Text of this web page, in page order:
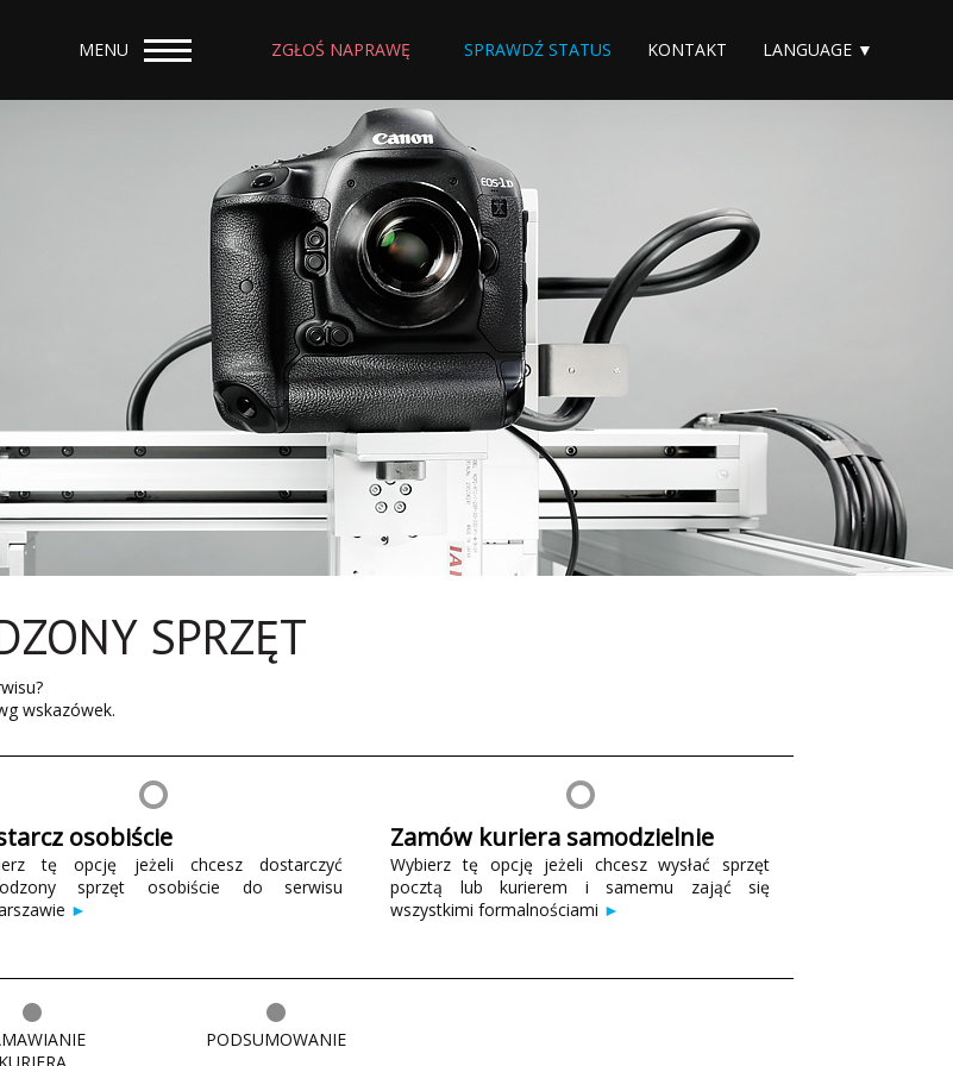
ZGŁOŚ NAPRAWĘ SPRAWDŹ STATUS KONTAKT LANGUAGE ▼
MENU
SPRZĘT
wskazówek.
osobiście
tę opcję jeżeli chcesz dostarczyć
sprzęt osobiście do serwisu
►
Zamów kuriera samodzielnie
Wybierz tę opcję jeżeli chcesz wysłać sprzęt
pocztą lub kurierem i samemu zająć się
wszystkimi formalnościami ►
PODSUMOWANIE